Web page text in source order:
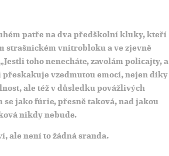
patře na dva předškolní kluky, kteří
strašnickém vnitrobloku a ve zjevně
toho nenecháte, zavolám policajty, a
vzedmutou emocí, nejen díky
ale též v důsledku povážlivých
jako fúrie, přesně taková, nad jakou
nikdy nebude.
ale není to žádná sranda.